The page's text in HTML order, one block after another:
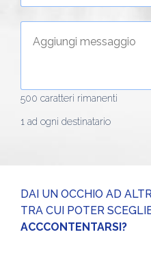
500 caratteri rimanenti
1 ad ogni destinatario
DAI UN OCCHIO AD
TRA CUI POTER
ACCCONTENTARSI?